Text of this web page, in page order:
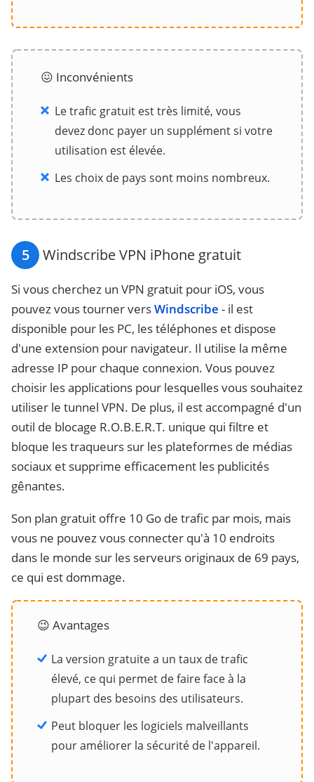
😖 Inconvénients
Le trafic gratuit est très limité, vous
devez donc payer un supplément si votre
utilisation est élevée.
Les choix de pays sont moins nombreux.
5 Windscribe VPN iPhone gratuit
Si vous cherchez un VPN gratuit pour iOS, vous
pouvez vous tourner versWindscribe - il est
disponible pour les PC, les téléphones et dispose
d'une extension pour navigateur. Il utilise la même
adresse IP pour chaque connexion. Vous pouvez
choisir les applications pour lesquelles vous souhaitez
utiliser le tunnel VPN. De plus, il est accompagné d'un
outil de blocage R.O.B.E.R.T. unique qui filtre et
bloque les traqueurs sur les plateformes de médias
sociaux et supprime efficacement les publicités
gênantes.
Son plan gratuit offre 10 Go de trafic par mois, mais
vous ne pouvez vous connecter qu'à 10 endroits
dans le monde sur les serveurs originaux de 69 pays,
ce qui est dommage.
😉 Avantages
La version gratuite a un taux de trafic
élevé, ce qui permet de faire face à la
plupart des besoins des utilisateurs.
Peut bloquer les logiciels malveillants
pour améliorer la sécurité de l'appareil.